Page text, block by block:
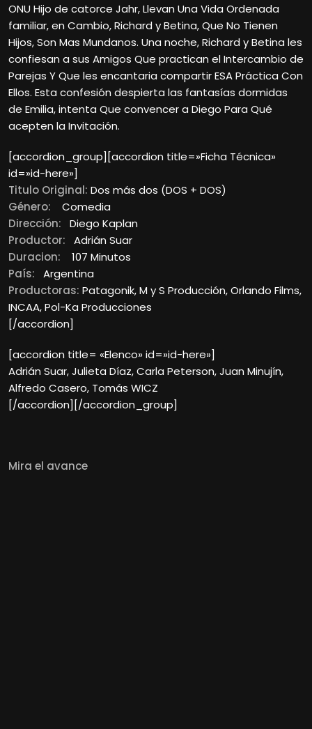
ONU Hijo de catorce Jahr, Llevan Una Vida Ordenada
familiar, en Cambio, Richard y Betina, Que No Tienen
Hijos, Son Mas Mundanos. Una noche, Richard y Betina les
confiesan a sus Amigos Que practican el Intercambio de
Parejas Y Que les encantaria compartir ESA Práctica Con
Ellos. Esta confesión despierta las fantasías dormidas
de Emilia, intenta Que convencer a Diego Para Qué
acepten la Invitación.
[accordion_group][accordion title=»Ficha Técnica»
id=»id-here»]
Titulo Original: Dos más dos (DOS + DOS)
Género: Comedia
Dirección:
Diego Kaplan
Productor:
Adrián Suar
Duracion: 107 Minutos
País: Argentina
Productoras: Patagonik, M y S Producción, Orlando Films,
INCAA, Pol-Ka Producciones
[/accordion]
[accordion title= «Elenco» id=»id-here»]
Adrián Suar, Julieta Díaz, Carla Peterson, Juan Minujín,
Alfredo Casero, Tomás WICZ
[/accordion][/accordion_group]
Mira el avance